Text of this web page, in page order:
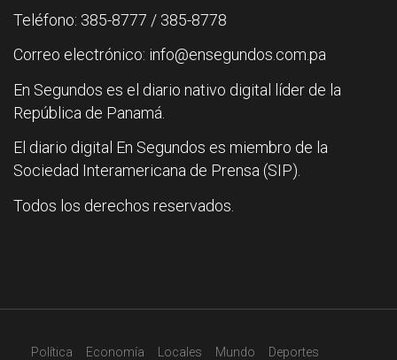
Teléfono: 385-8777 / 385-8778
Correo electrónico: info@ensegundos.com.pa
En Segundos es el diario nativo digital líder de la
República de Panamá.
El diario digital En Segundos es miembro de la
Sociedad Interamericana de Prensa (SIP).
Todos los derechos reservados.
Política Economía Locales Mundo Deportes